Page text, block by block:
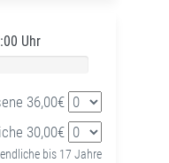
Uhr
36,00€
30,00€
bis 17 Jahre